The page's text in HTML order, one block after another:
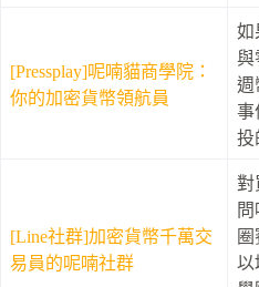
[Pressplay]呢喃貓商學院：
你的加密貨幣領航員
如
與
週
事
投
[Line社群]加密貨幣千萬交
易員的呢喃社群
對
以